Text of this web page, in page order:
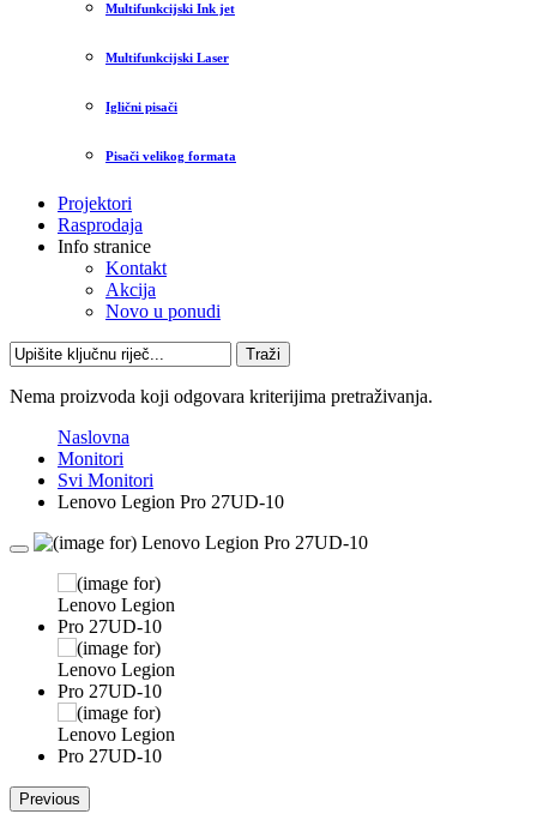
Multifunkcijski Ink jet
Multifunkcijski Laser
Iglični pisači
Pisači velikog formata
Projektori
Rasprodaja
Info stranice
Kontakt
Akcija
Novo u ponudi
Traži
Nema proizvoda koji odgovara kriterijima pretraživanja.
Naslovna
Monitori
Svi Monitori
Lenovo Legion Pro 27UD-10
Previous